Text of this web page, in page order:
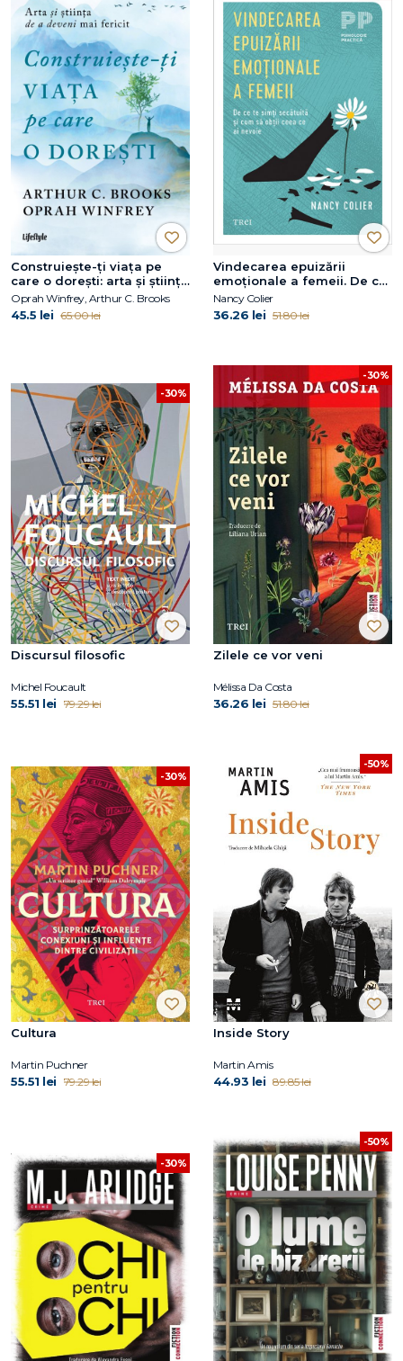
Construiește-ți viața pe
care o dorești: arta și știința
de a deveni mai fericit
Oprah Winfrey, Arthur C. Brooks
45.5 lei 65.00 lei
Vindecarea epuizării
emoționale a femeii. De ce
te simți secătuită și cum să
obții ceea ce ai nevoie
Nancy Colier
36.26 lei 51.80 lei
-30%
Discursul filosofic
Michel Foucault
55.51 lei 79.29 lei
-30%
Zilele ce vor veni
Mélissa Da Costa
36.26 lei 51.80 lei
-30%
Cultura
Martin Puchner
55.51 lei 79.29 lei
-50%
Inside Story
Martin Amis
44.93 lei 89.85 lei
-30%
-50%